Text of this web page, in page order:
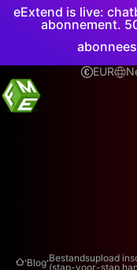
eExtend is live:
abonnement.
EUR
.Blog.Bestandsupload
(stap-voor-stap